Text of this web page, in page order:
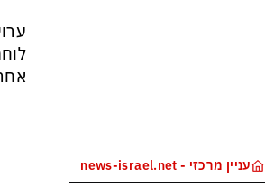
עניין מרכזי - news-israel.net